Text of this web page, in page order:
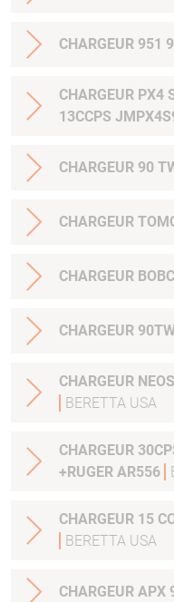
CHARGEUR 951
CHARGEUR PX4
13CCPS
CHARGEUR 90
CHARGEUR
CHARGEUR
CHARGEUR
BERETTA USA
CHARGEUR
+RUGER AR556
CHARGEUR 15
BERETTA USA